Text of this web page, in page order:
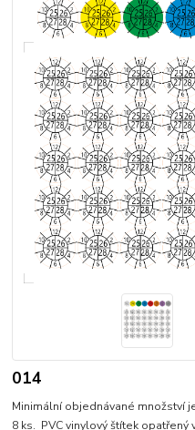
014
Minimální objednávané množství
8 ks. PVC vinylový štítek